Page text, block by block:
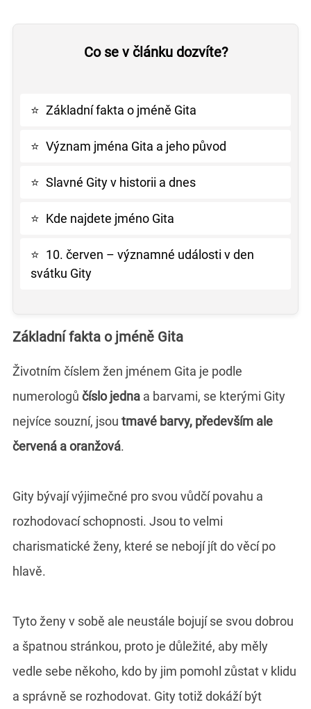
Co se v článku dozvíte?
⭐ Základní fakta o jméně Gita
⭐ Význam jména Gita a jeho původ
⭐ Slavné Gity v historii a dnes
⭐ Kde najdete jméno Gita
⭐ 10. červen – významné události v den
svátku Gity
Základní fakta o jméně Gita
Životním číslem žen jménem Gita je podle
numerologů číslo jedna a barvami, se kterými Gity
nejvíce souzní, jsou tmavé barvy, především ale
červená a oranžová.
Gity bývají výjimečné pro svou vůdčí povahu a
rozhodovací schopnosti. Jsou to velmi
charismatické ženy, které se nebojí jít do věcí po
hlavě.
Tyto ženy v sobě ale neustále bojují se svou dobrou
a špatnou stránkou, proto je důležité, aby měly
vedle sebe někoho, kdo by jim pomohl zůstat v klidu
a správně se rozhodovat. Gity totiž dokáží být